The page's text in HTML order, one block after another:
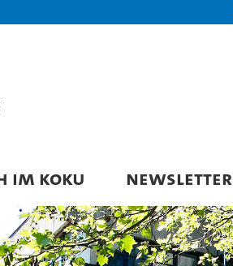
IM KOKU NEWSLETTER